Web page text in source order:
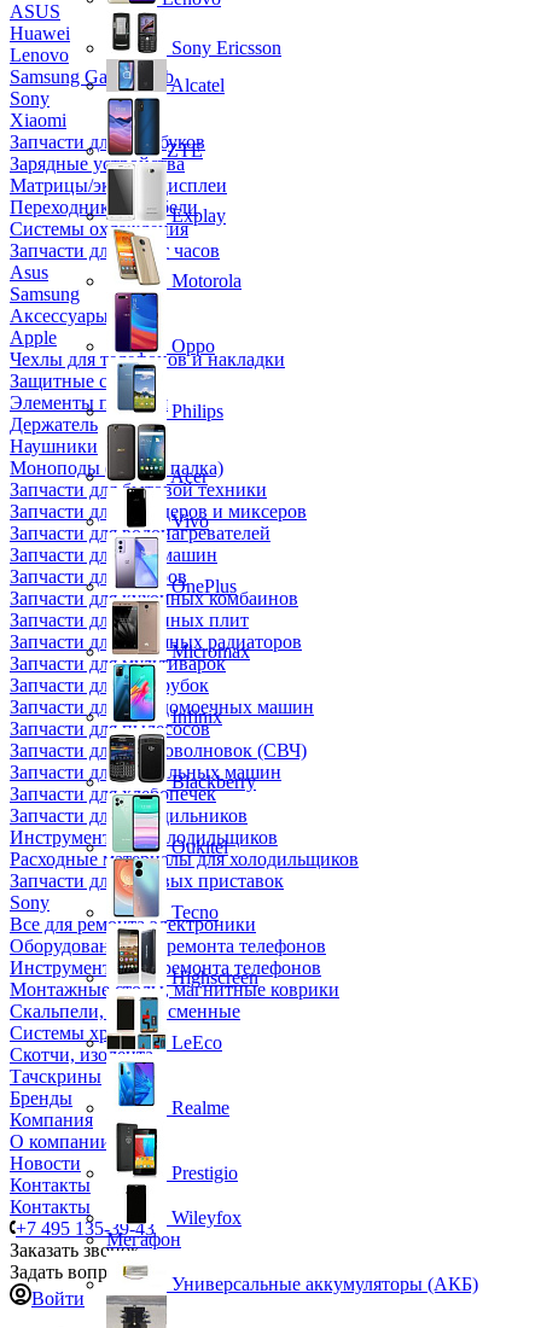
ASUS
Huawei
Lenovo
Samsung Galaxy Tab
Sony
Xiaomi
Запчасти для ноутбуков
Зарядные устройства
Матрицы/экраны/дисплеи
Переходники и кабели
Системы охлаждения
Запчасти для смарт часов
Asus
Samsung
Аксессуары
Apple
Чехлы для телефонов и накладки
Защитные стекла
Элементы питания
Держатель
Наушники
Моноподы (Селфи палка)
Запчасти для бытовой техники
Запчасти для блендеров и миксеров
Запчасти для водонагревателей
Запчасти для кофемашин
Запчасти для кулеров
Запчасти для кухонных комбаинов
Запчасти для кухонных плит
Запчасти для масляных радиаторов
Запчасти для мультиварок
Запчасти для мясорубок
Запчасти для посудомоечных машин
Запчасти для пылесосов
Запчасти для микроволновок (СВЧ)
Запчасти для стиральных машин
Запчасти для хлебопечек
Запчасти для холодильников
Инструмент для холодильщиков
Расходные материалы для холодильщиков
Запчасти для игровых приставок
Sony
Все для ремонта электроники
Оборудование для ремонта телефонов
Инструменты для ремонта телефонов
Монтажные столы, магнитные коврики
Скальпели, лезвия сменные
Системы хранения
Скотчи, изолента
Тачскрины
Бренды
Компания
О компании
Новости
Контакты
Контакты
+7 495 135-39-43
Заказать звонок
Задать вопрос
Войти
Sony Ericsson
Alcatel
ZTE
Explay
Motorola
Oppo
Philips
Acer
Vivo
OnePlus
Micromax
Infinix
Blackberry
Oukitel
Tecno
Highscreen
LeEco
Realme
Prestigio
Wileyfox
Мегафон
Универсальные аккумуляторы (АКБ)